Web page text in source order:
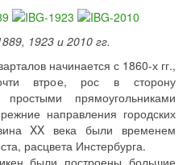
1923 и 2010 гг.
начинается с 1860-х гг.,
втрое, рос в сторону
прямоугольниками
направления городских
XX века были временем
расцвета Инстербурга.